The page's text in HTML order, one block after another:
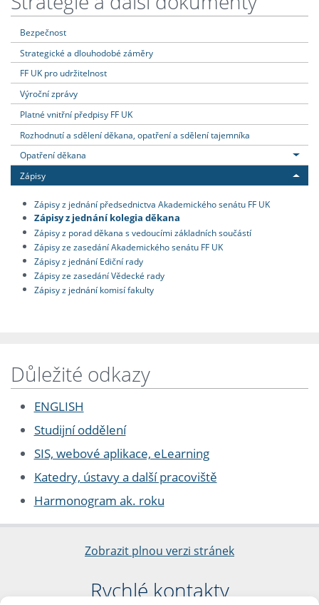
Bezpečnost
Strategické a dlouhodobé záměry
FF UK pro udržitelnost
Výroční zprávy
Platné vnitřní předpisy FF UK
Rozhodnutí a sdělení děkana, opatření a sdělení tajemníka
Opatření děkana
Zápisy
Zápisy z jednání předsednictva Akademického senátu FF UK
Zápisy z jednání kolegia děkana
Zápisy z porad děkana s vedoucími základních součástí
Zápisy ze zasedání Akademického senátu FF UK
Zápisy z jednání Ediční rady
Zápisy ze zasedání Vědecké rady
Zápisy z jednání komisí fakulty
Důležité odkazy
ENGLISH
Studijní oddělení
SIS, webové aplikace, eLearning
Katedry, ústavy a další pracoviště
Harmonogram ak. roku
Zobrazit plnou verzi stránek
Rychlé kontakty